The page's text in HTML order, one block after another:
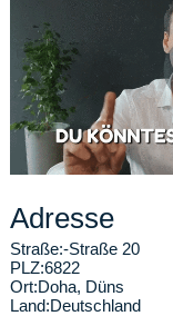
Adresse
Straße:-Straße 20
PLZ:6822
Ort:Doha, Düns
Land:Deutschland